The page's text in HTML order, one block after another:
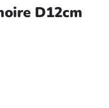
D12cm